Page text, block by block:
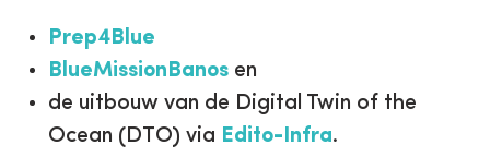
Prep4Blue
BlueMissionBanos en
de uitbouw van de Digital Twin of the
Ocean (DTO) via Edito-Infra.